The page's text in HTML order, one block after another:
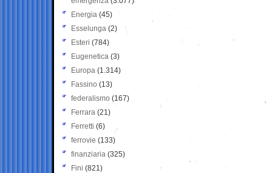
Energia (45)
Esselunga (2)
Esteri (784)
Eugenetica (3)
Europa (1.314)
Fassino (13)
federalismo (167)
Ferrara (21)
Ferretti (6)
ferrovie (133)
finanziaria (325)
Fini (821)